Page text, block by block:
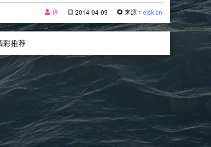
偉
2014-04-09 来源：eisk.cn
彩推荐